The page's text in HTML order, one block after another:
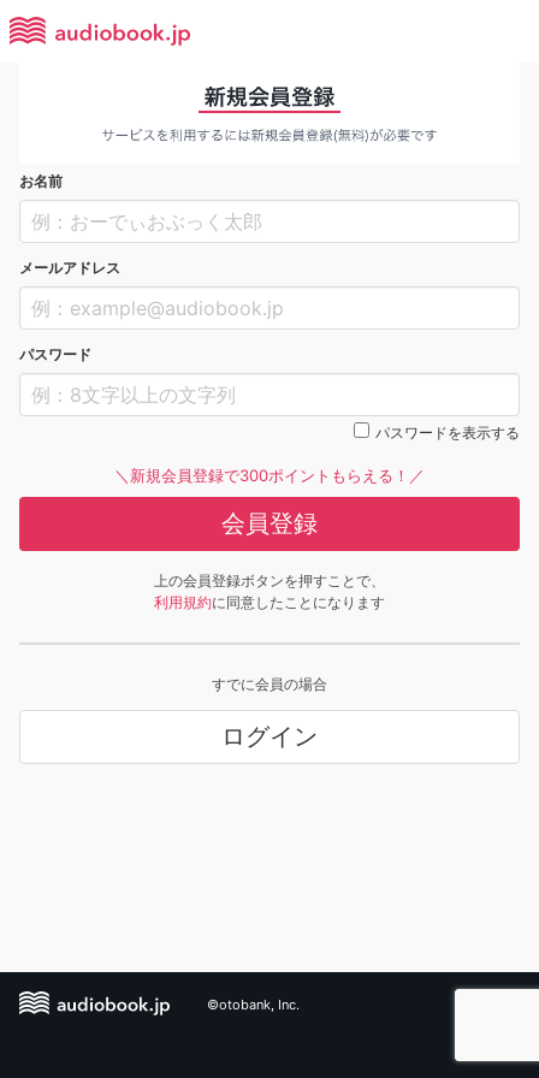
お名前
メールアドレス
パスワード
パスワードを表示する
＼新規会員登録で300ポイントもらえる！／
会員登録
上の会員登録ボタンを押すことで、
利用規約に同意したことになります
すでに会員の場合
ログイン
©otobank, Inc.